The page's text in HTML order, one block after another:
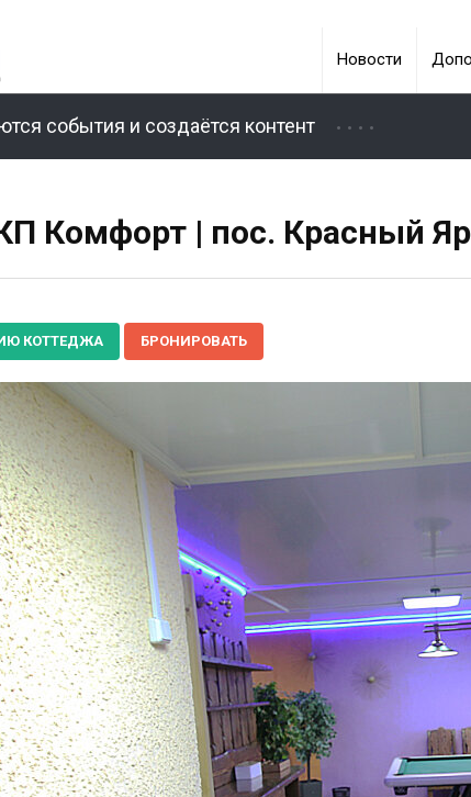
Новости
события и создаётся контент
Комфорт | пос. Красный Яр
КОТТЕДЖА БРОНИРОВАТЬ